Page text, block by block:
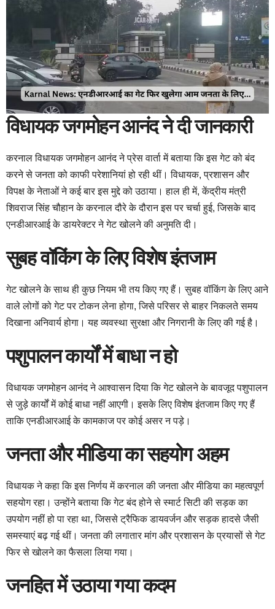
विधायक जगमोहन आनंद ने दी जानकारी
करनाल विधायक जगमोहन आनंद ने प्रेस वार्ता में बताया कि इस गेट को बंद
करने से जनता को काफी परेशानियां हो रही थीं। विधायक, प्रशासन और
विपक्ष के नेताओं ने कई बार इस मुद्दे को उठाया। हाल ही में, केंद्रीय मंत्री
शिवराज सिंह चौहान के करनाल दौरे के दौरान इस पर चर्चा हुई, जिसके बाद
एनडीआरआई के डायरेक्टर ने गेट खोलने की अनुमति दी।
सुबह वॉकिंग के लिए विशेष इंतजाम
गेट खोलने के साथ ही कुछ नियम भी तय किए गए हैं। सुबह वॉकिंग के लिए आने
वाले लोगों को गेट पर टोकन लेना होगा, जिसे परिसर से बाहर निकलते समय
दिखाना अनिवार्य होगा। यह व्यवस्था सुरक्षा और निगरानी के लिए की गई है।
पशुपालन कार्यों में बाधा न हो
विधायक जगमोहन आनंद ने आश्वासन दिया कि गेट खोलने के बावजूद पशुपालन
से जुड़े कार्यों में कोई बाधा नहीं आएगी। इसके लिए विशेष इंतजाम किए गए हैं
ताकि एनडीआरआई के कामकाज पर कोई असर न पड़े।
जनता और मीडिया का सहयोग अहम
विधायक ने कहा कि इस निर्णय में करनाल की जनता और मीडिया का महत्वपूर्ण
सहयोग रहा। उन्होंने बताया कि गेट बंद होने से स्मार्ट सिटी की सड़क का
उपयोग नहीं हो पा रहा था, जिससे ट्रैफिक डायवर्जन और सड़क हादसे जैसी
समस्याएं बढ़ गई थीं। जनता की लगातार मांग और प्रशासन के प्रयासों से गेट
फिर से खोलने का फैसला लिया गया।
जनहित में उठाया गया कदम